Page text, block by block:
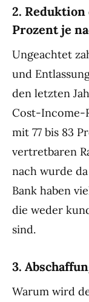
2. Reduktion
Prozent je
Ungeachtet
und
den letzten
Cost-Income-
mit 77 bis 83
vertretbaren
nach wurde
Bank haben
die weder
sind.
3.
Warum wird